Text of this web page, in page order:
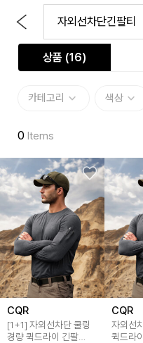
상품 (16)
카테고리 색상
0 Items
CQR
[1+1] 자외선차단 쿨링
경량 퀵드라이 긴팔
CQR
자외선
퀵드라